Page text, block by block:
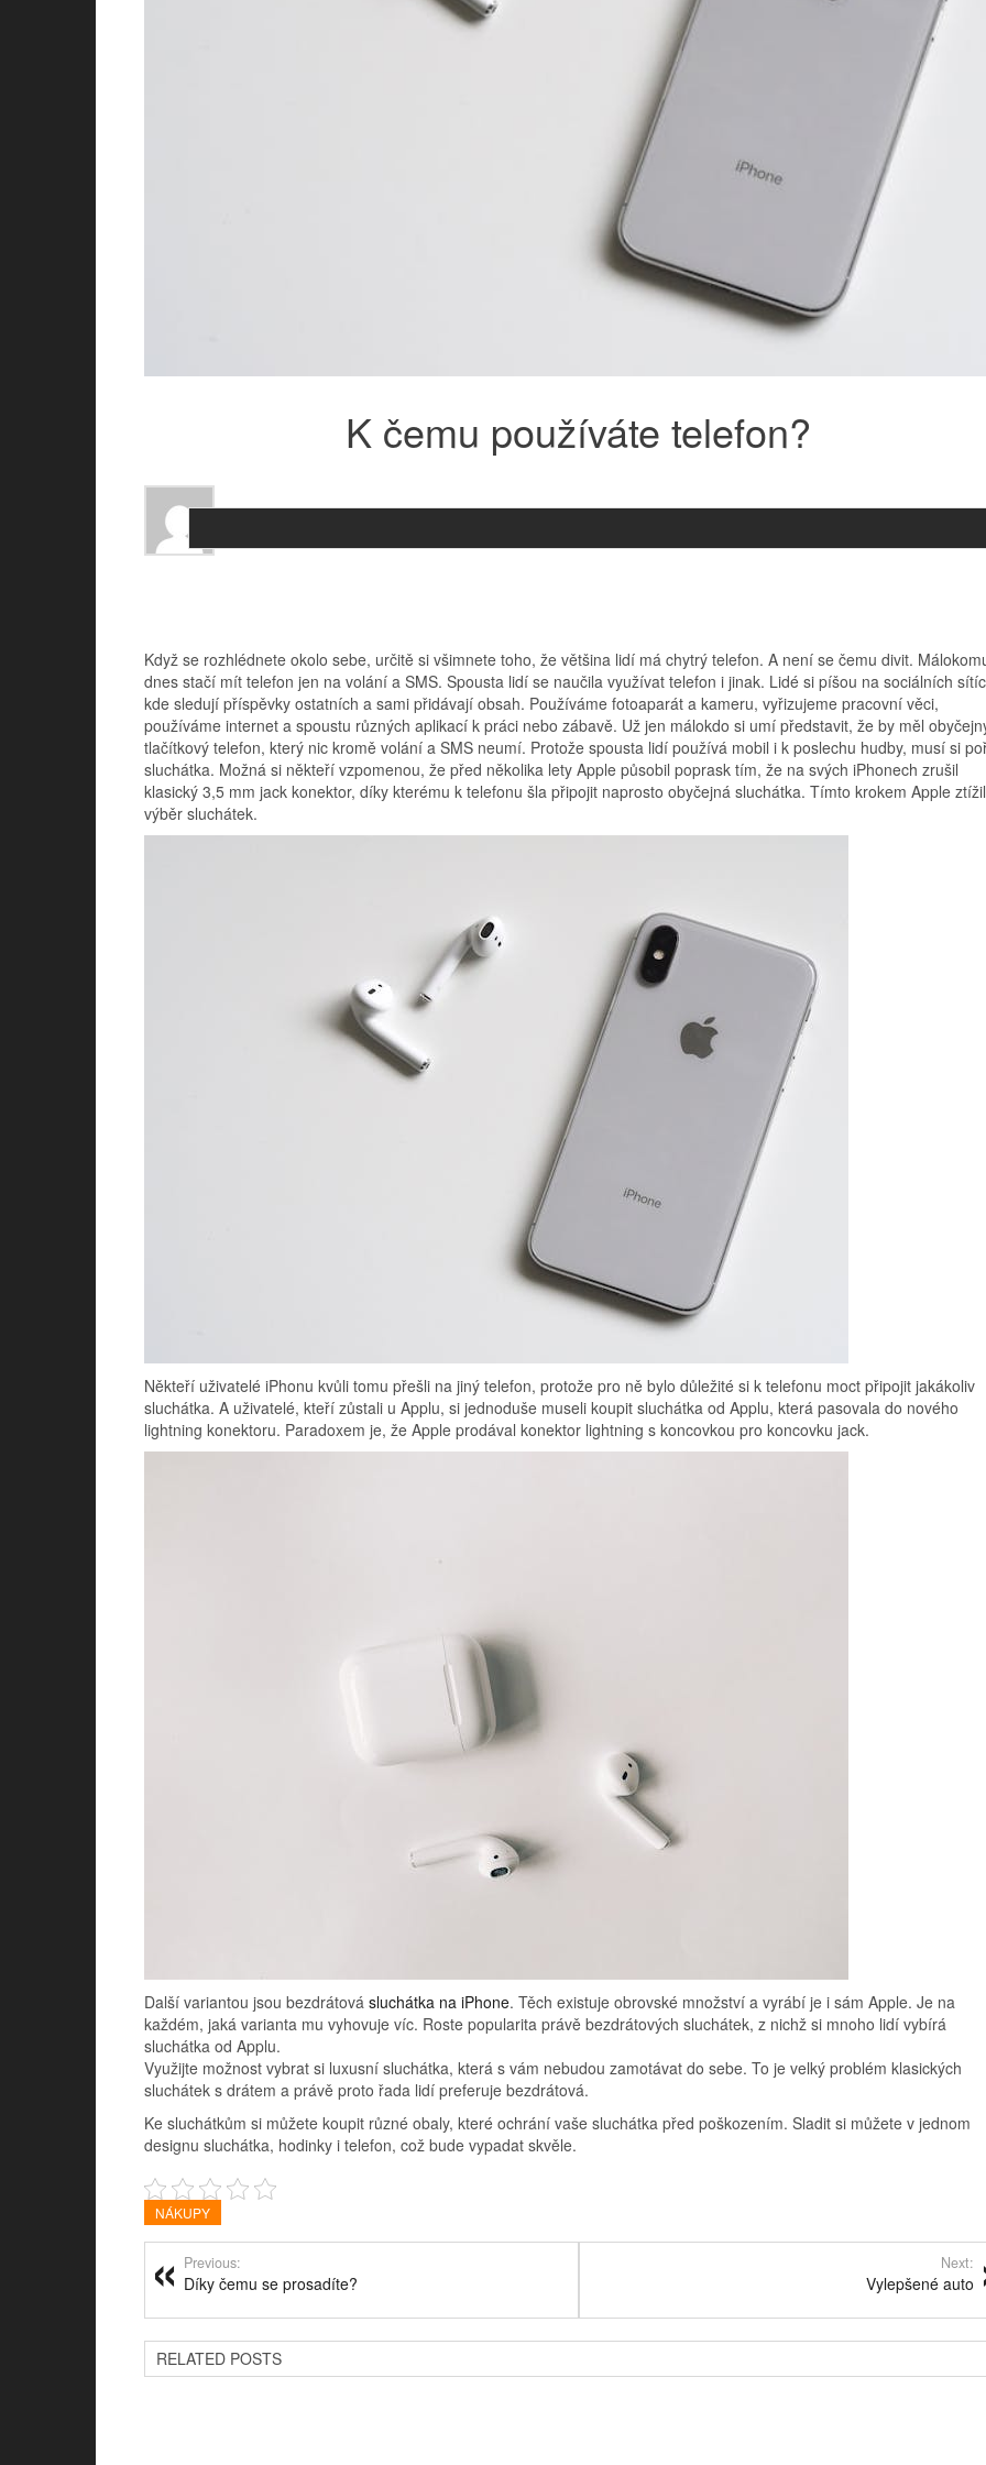
K čemu používáte telefon?
Když se rozhlédnete okolo sebe, určitě si všimnete toho, že většina lidí má chytrý telefon. A není se čemu divit.
dnes stačí mít telefon jen na volání a SMS. Spousta lidí se naučila využívat telefon i jinak. Lidé si píšou na sociálních
kde sledují příspěvky ostatních a sami přidávají obsah. Používáme fotoaparát a kameru, vyřizujeme pracovní věci,
používáme internet a spoustu různých aplikací k práci nebo zábavě. Už jen málokdo si umí představit, že by měl
tlačítkový telefon, který nic kromě volání a SMS neumí. Protože spousta lidí používá mobil i k poslechu hudby, musí si
sluchátka. Možná si někteří vzpomenou, že před několika lety Apple působil poprask tím, že na svých iPhonech zrušil
klasický 3,5 mm jack konektor, díky kterému k telefonu šla připojit naprosto obyčejná sluchátka. Tímto krokem Apple ztížil
výběr sluchátek.
Někteří uživatelé iPhonu kvůli tomu přešli na jiný telefon, protože pro ně bylo důležité si k telefonu moct připojit jakákoliv
sluchátka. A uživatelé, kteří zůstali u Applu, si jednoduše museli koupit sluchátka od Applu, která pasovala do nového
lightning konektoru. Paradoxem je, že Apple prodával konektor lightning s koncovkou pro koncovku jack.
Další variantou jsou bezdrátová sluchátka na iPhone. Těch existuje obrovské množství a vyrábí je i sám Apple. Je na
každém, jaká varianta mu vyhovuje víc. Roste popularita právě bezdrátových sluchátek, z nichž si mnoho lidí vybírá
sluchátka od Applu.
Využijte možnost vybrat si luxusní sluchátka, která s vám nebudou zamotávat do sebe. To je velký problém klasických
sluchátek s drátem a právě proto řada lidí preferuje bezdrátová.
Ke sluchátkům si můžete koupit různé obaly, které ochrání vaše sluchátka před poškozením. Sladit si můžete v jednom
designu sluchátka, hodinky i telefon, což bude vypadat skvěle.
NÁKUPY
Previous:
Díky čemu se prosadíte?
Next:
Vylepšené auto
RELATED POSTS